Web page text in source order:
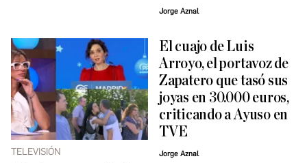
Jorge Aznal
TELEVISIÓN
El cuajo de Luis
Arroyo, el portavoz de
Zapatero que tasó sus
joyas en 30.000 euros,
criticando a Ayuso en
TVE
Jorge Aznal